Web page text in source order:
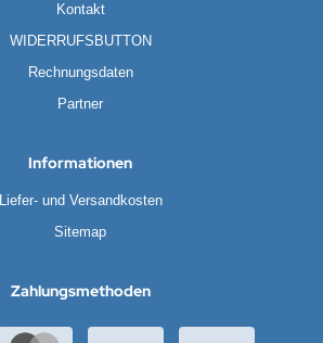
Kontakt
WIDERRUFSBUTTON
Rechnungsdaten
Partner
Informationen
Liefer- und Versandkosten
Sitemap
Zahlungsmethoden